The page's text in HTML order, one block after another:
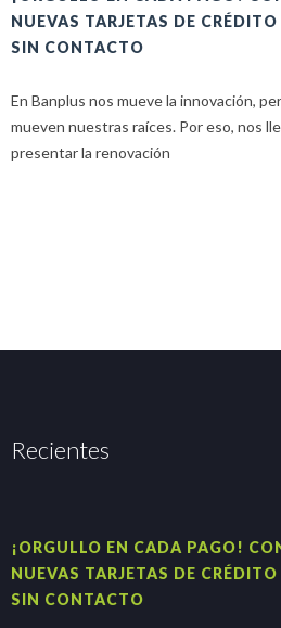
NUEVAS TARJETAS DE
SIN CONTACTO
En Banplus nos mueve la innovación,
mueven nuestras raíces. Por eso, nos
presentar la renovación
Recientes
¡ORGULLO EN CADA PAGO!
NUEVAS TARJETAS DE
SIN CONTACTO